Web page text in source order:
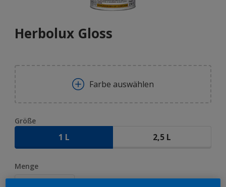
Herbolux Gloss
Farbe auswählen
Größe
1 L 2,5 L
Menge